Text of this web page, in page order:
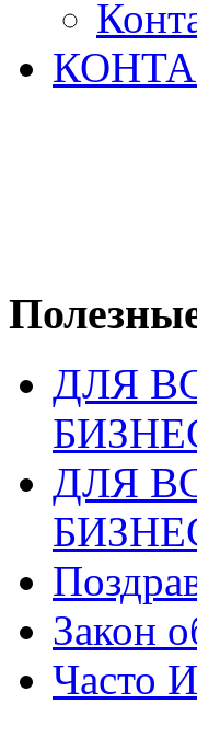
ДЛЯ
ДЛЯ
Закон
Часто